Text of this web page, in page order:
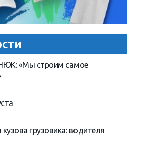
«Мы строим самое
грузовика: водителя